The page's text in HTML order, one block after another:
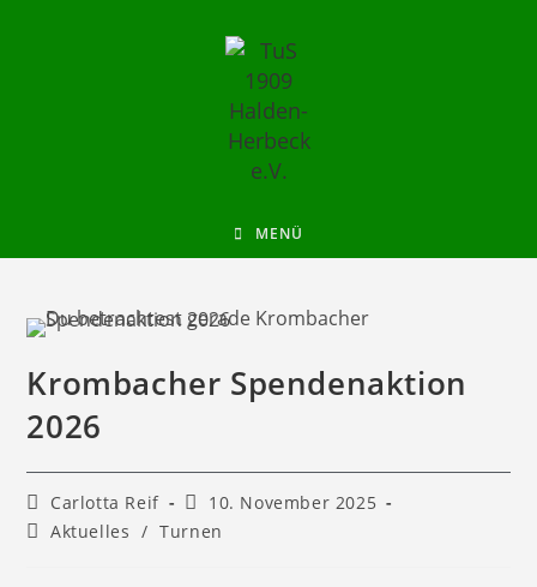
MENÜ
Krombacher Spendenaktion
2026
Carlotta Reif
10. November 2025
Aktuelles / Turnen